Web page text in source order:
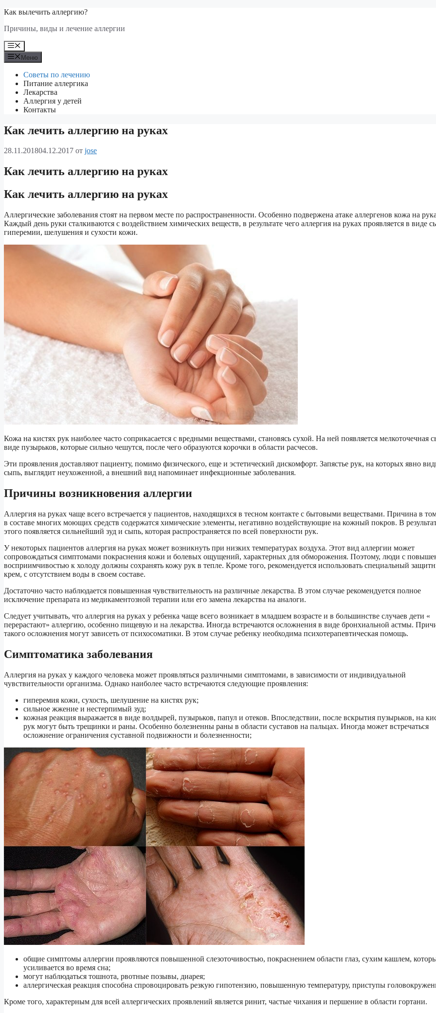
Перейти
содержимому
Как вылечить аллергию?
Причины, виды и лечение аллергии
Меню
Меню
Советы по лечению
Питание аллергика
Лекарства
Аллергия у детей
Контакты
Как лечить аллергию на руках
28.11.201804.12.2017 от jose
Как лечить аллергию на руках
Как лечить аллергию на руках
Аллергические заболевания стоят на первом месте по распространенности. Особенно подвержена атаке аллергенов кожа на
Каждый день руки сталкиваются с воздействием химических веществ, в результате чего аллергия на руках проявляется в виде
гиперемии, шелушения и сухости кожи.
Кожа на кистях рук наиболее часто соприкасается с вредными веществами, становясь сухой. На ней появляется мелкоточечная
виде пузырьков, которые сильно чешутся, после чего образуются корочки в области расчесов.
Эти проявления доставляют пациенту, помимо физического, еще и эстетический дискомфорт. Запястье рук, на которых явно
сыпь, выглядит неухоженной, а внешний вид напоминает инфекционные заболевания.
Причины возникновения аллергии
Аллергия на руках чаще всего встречается у пациентов, находящихся в тесном контакте с бытовыми веществами. Причина в
в составе многих моющих средств содержатся химические элементы, негативно воздействующие на кожный покров. В
этого появляется сильнейший зуд и сыпь, которая распространяется по всей поверхности рук.
У некоторых пациентов аллергия на руках может возникнуть при низких температурах воздуха. Этот вид аллергии может
сопровождаться симптомами покраснения кожи и болевых ощущений, характерных для обморожения. Поэтому, люди с
восприимчивостью к холоду должны сохранять кожу рук в тепле. Кроме того, рекомендуется использовать специальный
крем, с отсутствием воды в своем составе.
Достаточно часто наблюдается повышенная чувствительность на различные лекарства. В этом случае рекомендуется полное
исключение препарата из медикаментозной терапии или его замена лекарства на аналоги.
Следует учитывать, что аллергия на руках у ребенка чаще всего возникает в младшем возрасте и в большинстве случаев дети «
перерастают» аллергию, особенно пищевую и на лекарства. Иногда встречаются осложнения в виде бронхиальной астмы.
такого осложнения могут зависеть от психосоматики. В этом случае ребенку необходима психотерапевтическая помощь.
Симптоматика заболевания
Аллергия на руках у каждого человека может проявляться различными симптомами, в зависимости от индивидуальной
чувствительности организма. Однако наиболее часто встречаются следующие проявления:
гиперемия кожи, сухость, шелушение на кистях рук;
сильное жжение и нестерпимый зуд;
кожная реакция выражается в виде волдырей, пузырьков, папул и отеков. Впоследствии, после вскрытия пузырьков, на
рук могут быть трещинки и раны. Особенно болезненны раны в области суставов на пальцах. Иногда может встречаться
осложнение ограничения суставной подвижности и болезненности;
общие симптомы аллергии проявляются повышенной слезоточивостью, покраснением области глаз, сухим кашлем,
усиливается во время сна;
могут наблюдаться тошнота, рвотные позывы, диарея;
аллергическая реакция способна спровоцировать резкую гипотензию, повышенную температуру, приступы
Кроме того, характерным для всей аллергических проявлений является ринит, частые чихания и першение в области гортани.